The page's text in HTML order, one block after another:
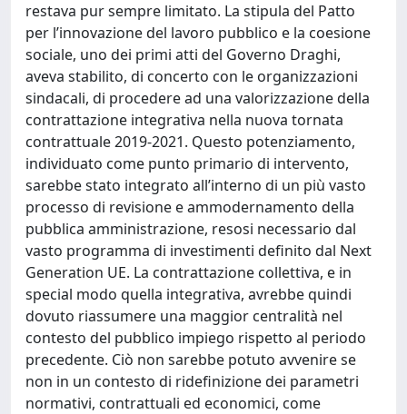
restava pur sempre limitato. La stipula del Patto
per l’innovazione del lavoro pubblico e la coesione
sociale, uno dei primi atti del Governo Draghi,
aveva stabilito, di concerto con le organizzazioni
sindacali, di procedere ad una valorizzazione della
contrattazione integrativa nella nuova tornata
contrattuale 2019-2021. Questo potenziamento,
individuato come punto primario di intervento,
sarebbe stato integrato all’interno di un più vasto
processo di revisione e ammodernamento della
pubblica amministrazione, resosi necessario dal
vasto programma di investimenti definito dal Next
Generation UE. La contrattazione collettiva, e in
special modo quella integrativa, avrebbe quindi
dovuto riassumere una maggior centralità nel
contesto del pubblico impiego rispetto al periodo
precedente. Ciò non sarebbe potuto avvenire se
non in un contesto di ridefinizione dei parametri
normativi, contrattuali ed economici, come